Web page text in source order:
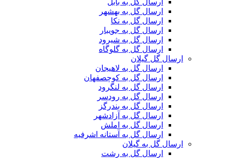
ارسال گل به بابل
ارسال گل به بهشهر
ارسال گل به نکا
ارسال گل به جویبار
ارسال گل به شیرود
ارسال گل به گلوگاه
ارسال گل گیلان
ارسال گل به لاهیجان
ارسال گل به کوچصفهان
ارسال گل به لنگرود
ارسال گل به رودسر
ارسال گل به بندرگز
ارسال گل به آزادشهر
ارسال گل به املش
ارسال گل به آستانه اشرفیه
ارسال گل به گیلان
ارسال گل به رشت